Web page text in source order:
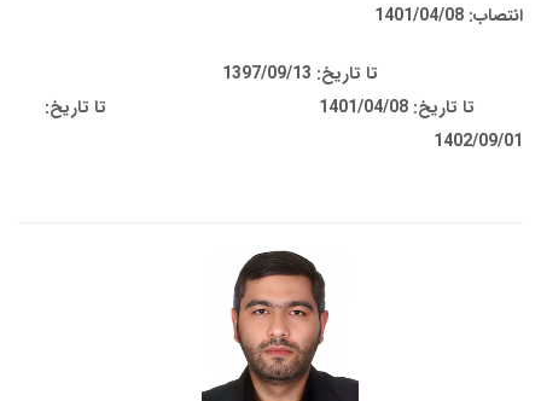
انتصاب: 1401/04/08
تا تاریخ: 1401/04/08
تا تاریخ:
1402/09/01